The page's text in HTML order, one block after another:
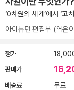
‘0차원의 세계’에서 ‘고
아이뉴턴 편집부 (엮은
정가
판매가
배송료 무료